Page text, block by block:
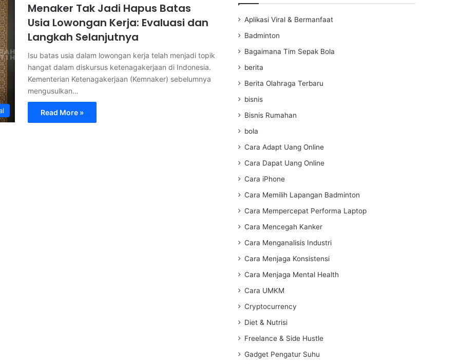
Menaker Tak Jadi Hapus Batas
Usia Lowongan Kerja: Evaluasi dan
Langkah Selanjutnya
Isu batas usia dalam lowongan kerja telah menjadi topik
hangat dalam diskursus ketenagakerjaan di Indonesia.
Kementerian Ketenagakerjaan (Kemnaker) sebelumnya
mengusulkan…
Read More »
Aplikasi Viral & Bermanfaat
Badminton
Bagaimana Tim Sepak Bola
berita
Berita Olahraga Terbaru
bisnis
Bisnis Rumahan
bola
Cara Adapt Uang Online
Cara Dapat Uang Online
Cara iPhone
Cara Memilih Lapangan Badminton
Cara Mempercepat Performa Laptop
Cara Mencegah Kanker
Cara Menganalisis Industri
Cara Menjaga Konsistensi
Cara Menjaga Mental Health
Cara UMKM
Cryptocurrency
Diet & Nutrisi
Freelance & Side Hustle
Gadget Pengatur Suhu